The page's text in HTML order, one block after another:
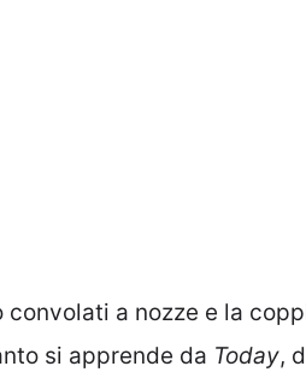
convolati a nozze e la
si apprende da Today,